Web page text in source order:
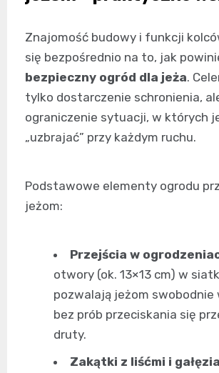
Znajomość budowy i funkcji
się bezpośrednio na to, jak
bezpieczny ogród dla jeża.
tylko dostarczenie schronienia,
ograniczenie sytuacji, w których
„uzbrajać” przy każdym ruchu.
Podstawowe elementy ogrodu
jeżom:
Przejścia w
otwory (ok. 13×13 cm) w
pozwalają jeżom swobodnie
bez prób przeciskania się
druty.
Zakątki z liśćmi i